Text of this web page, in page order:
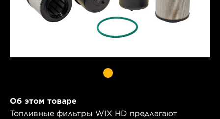
Об этом товаре
Топливные фильтры WIX HD предлагают